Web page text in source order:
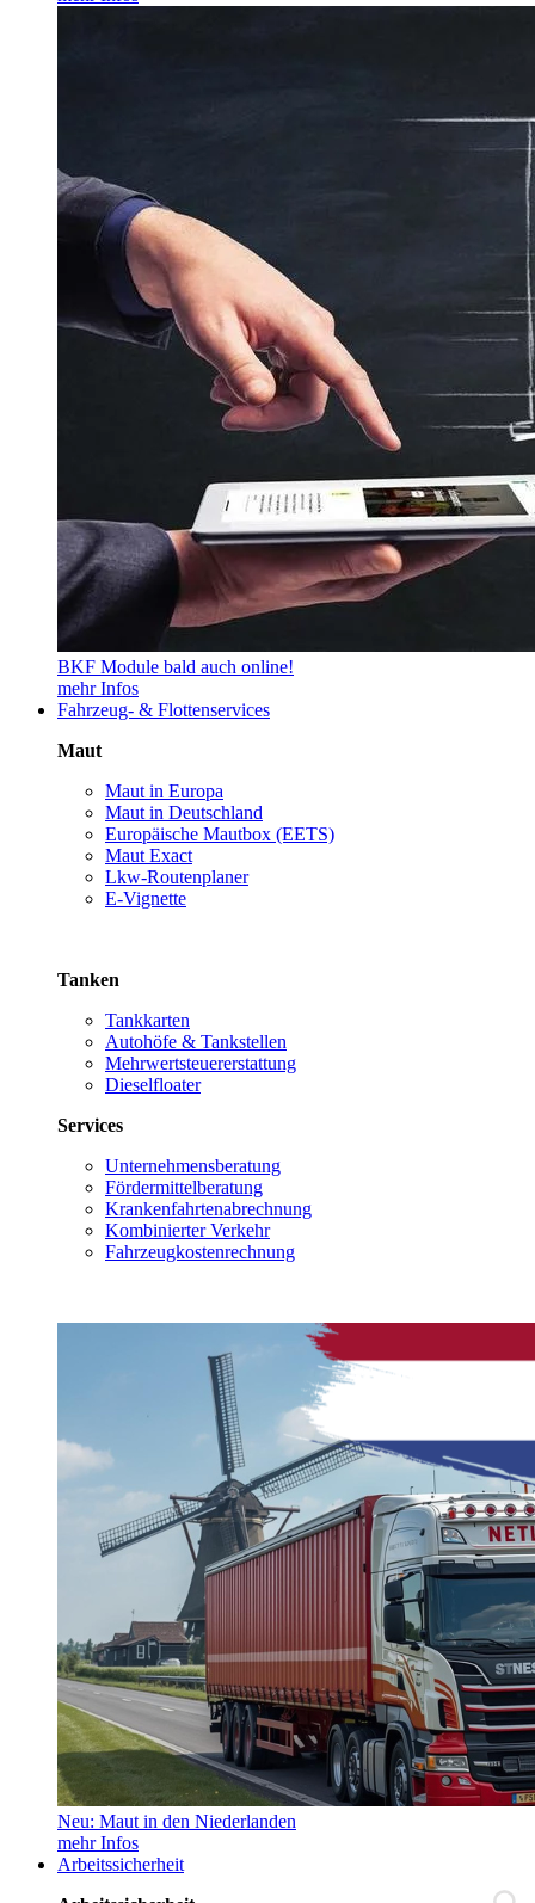
BKF Module bald auch online!
mehr Infos
Fahrzeug- & Flottenservices
Maut
Maut in Europa
Maut in Deutschland
Europäische Mautbox (EETS)
Maut Exact
Lkw-Routenplaner
E-Vignette
Tanken
Tankkarten
Autohöfe & Tankstellen
Mehrwertsteuererstattung
Dieselfloater
Services
Unternehmensberatung
Fördermittelberatung
Krankenfahrtenabrechnung
Kombinierter Verkehr
Fahrzeugkostenrechnung
Neu: Maut in den Niederlanden
mehr Infos
Arbeitssicherheit